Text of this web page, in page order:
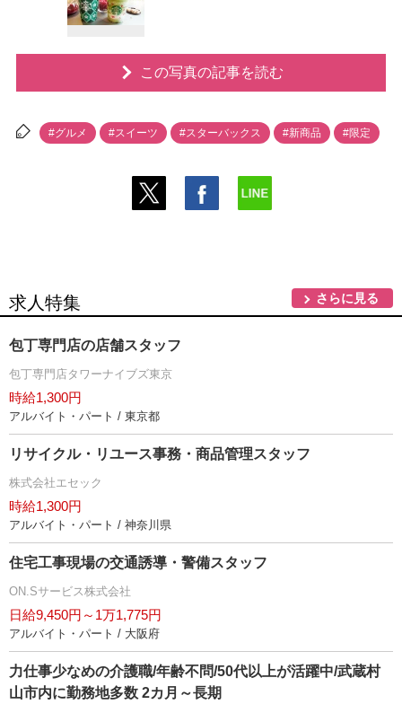
この写真の記事を読む
#グルメ #スイーツ #スターバックス #新商品 #限定
求人特集 さらに見る
包丁専門店の店舗スタッフ
包丁専門店タワーナイブズ東京
時給1,300円
アルバイト・パート / 東京都
リサイクル・リユース事務・商品管理スタッフ
株式会社エセック
時給1,300円
アルバイト・パート / 神奈川県
住宅工事現場の交通誘導・警備スタッフ
ON.Sサービス株式会社
日給9,450円～1万1,775円
アルバイト・パート / 大阪府
力仕事少なめの介護職/年齢不問/50代以上が活躍中/武蔵村
山市内に勤務地多数 2カ月～長期